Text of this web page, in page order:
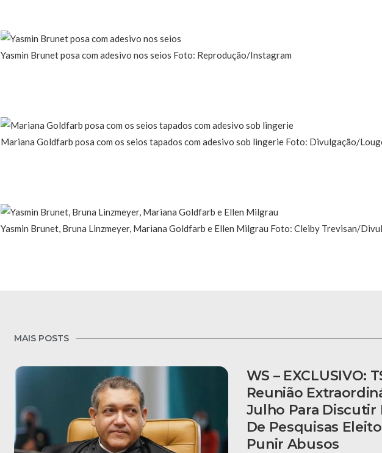
Yasmin Brunet posa com adesivo nos seios Foto: Reprodução/Instagram
Mariana Goldfarb posa com os seios tapados com adesivo sob lingerie Foto: Divulgação/
Yasmin Brunet, Bruna Linzmeyer, Mariana Goldfarb e Ellen Milgrau Foto: Cleiby Trevisan/
MAIS POSTS
WS – EXCLUSIVO:
Reunião
Julho Para
De Pesquisas
Punir Abusos